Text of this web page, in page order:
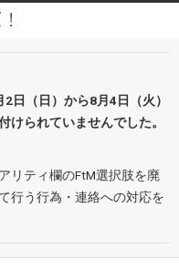
2日（日）から8月4日（火）
けられていませんでした。
リティ欄のFtM選択肢を廃
行う行為・連絡への対応を